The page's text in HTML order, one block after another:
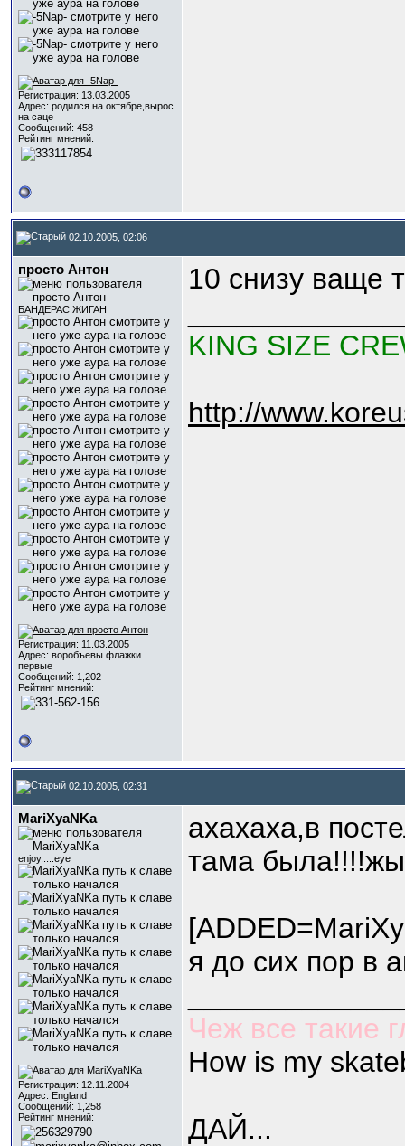
Регистрация: 13.03.2005
Адрес: родился на октябре,вырос
на саце
Сообщений: 458
Рейтинг мнений:
02.10.2005, 02:06
просто Антон
БАНДЕРАС ЖИГАН
Регистрация: 11.03.2005
Адрес: воробъевы флажки
первые
Сообщений: 1,202
Рейтинг мнений:
10 снизу ваще
KING SIZE
http://
02.10.2005, 02:31
МariXyaNKa
enjoy.....eye
Регистрация: 12.11.2004
Адрес: England
Сообщений: 1,258
Рейтинг мнений:
ахахаха,в
тама
я до сих пор в
Чеж все такие
How is my
ДАЙ...